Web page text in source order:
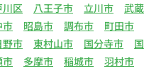
川区 八王子市 立川市
武
市 昭島市 調布市
町田市
野市 東村山市 国分寺市
市 多摩市 稲城市
羽村市